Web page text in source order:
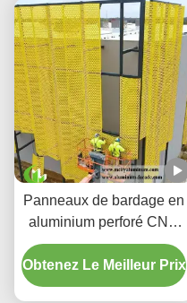
Panneaux de bardage en
aluminium perforé CNC
personnalisés avec
alliage 3003 H14/H24 et
revêtement PVDF pour
Obtenez Le Meilleur Prix